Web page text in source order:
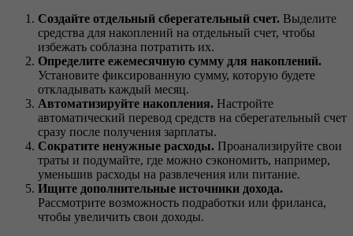
Создайте отдельный сберегательный счет. Выделите
средства для накоплений на отдельный счет, чтобы
избежать соблазна потратить их.
Определите ежемесячную сумму для накоплений.
Установите фиксированную сумму, которую будете
откладывать каждый месяц.
Автоматизируйте накопления. Настройте
автоматический перевод средств на сберегательный счет
сразу после получения зарплаты.
Сократите ненужные расходы. Проанализируйте свои
траты и подумайте, где можно сэкономить, например,
уменьшив расходы на развлечения или питание.
Ищите дополнительные источники дохода.
Рассмотрите возможность подработки или фриланса,
чтобы увеличить свои доходы.